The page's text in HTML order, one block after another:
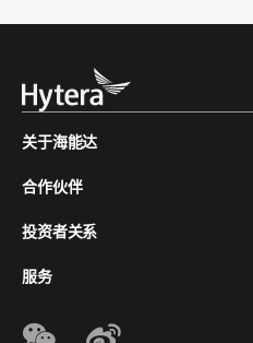
关于海能达
合作伙伴
投资者关系
服务